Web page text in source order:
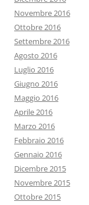
Novembre 2016
Ottobre 2016
Settembre 2016
Agosto 2016
Luglio 2016
Giugno 2016
Maggio 2016
Aprile 2016
Marzo 2016
Febbraio 2016
Gennaio 2016
Dicembre 2015
Novembre 2015
Ottobre 2015